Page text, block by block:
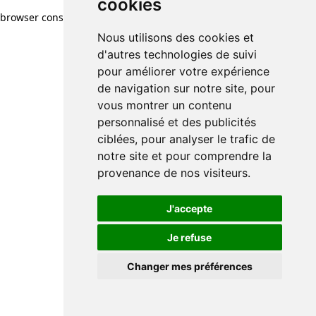
cookies
Nous utilisons des cookies et
d'autres technologies de suivi
pour améliorer votre expérience
de navigation sur notre site, pour
vous montrer un contenu
personnalisé et des publicités
ciblées, pour analyser le trafic de
notre site et pour comprendre la
provenance de nos visiteurs.
J'accepte
Je refuse
Changer mes préférences
browser console for more information)